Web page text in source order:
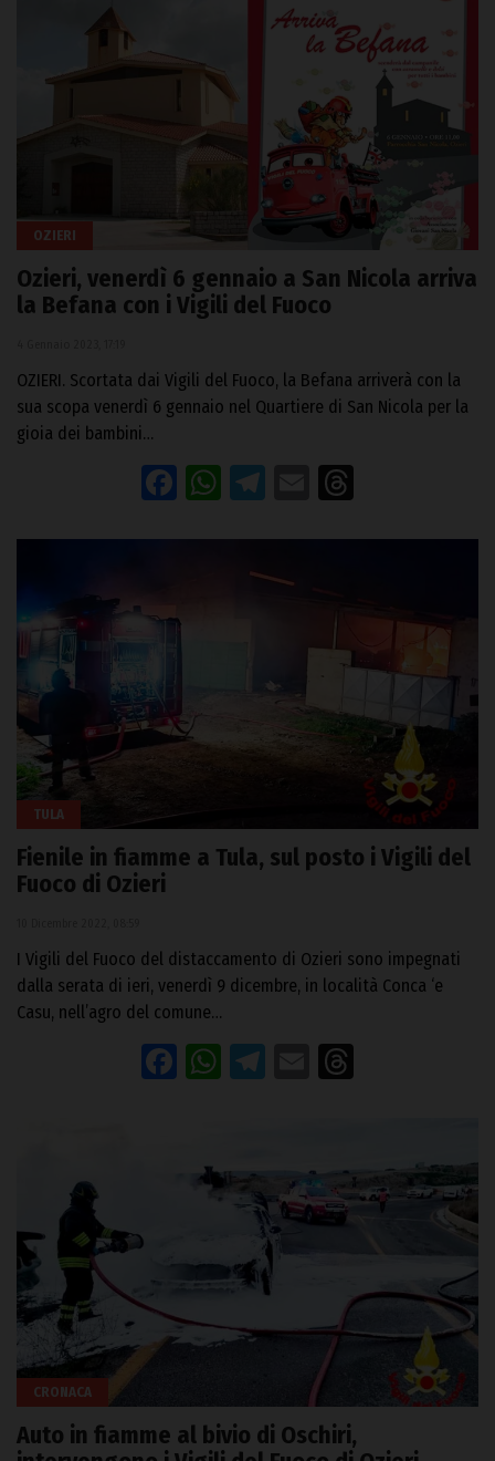
OZIERI
Ozieri, venerdì 6 gennaio a San Nicola arriva
la Befana con i Vigili del Fuoco
OZIERI. Scortata dai Vigili del Fuoco, la Befana arriverà con la
sua scopa venerdì 6 gennaio nel Quartiere di San Nicola per la
gioia dei bambini…
Facebook
WhatsApp
Telegram
Email
TULA
Fienile in fiamme a Tula, sul posto i Vigili del
Fuoco di Ozieri
I Vigili del Fuoco del distaccamento di Ozieri sono impegnati
dalla serata di ieri, venerdì 9 dicembre, in località Conca ‘e
Casu, nell’agro del comune…
Facebook
WhatsApp
Telegram
Email
CRONACA
Auto in fiamme al bivio di Oschiri,